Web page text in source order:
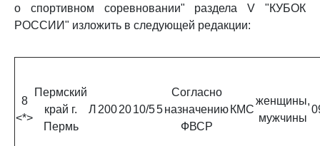
о спортивном соревновании" раздела V "КУБОК
РОССИИ" изложить в следующей редакции:
8
<*>
Пермский
край г.
Пермь
Л 2002010/55
Согласно
назначению
ФВСР
КМС
женщины,
мужчины